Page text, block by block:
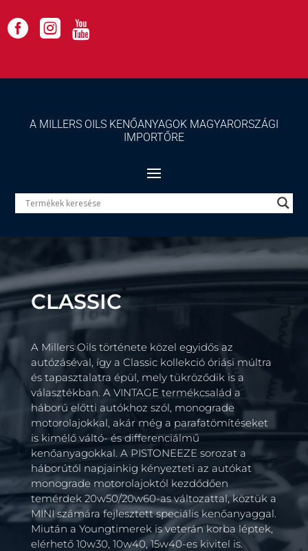
  
A MILLERS OILS KENŐANYAGOK MAGYARORSZÁGI
IMPORTŐRE
CLASSIC
A Millers Oils története közel egyidős az
autózáséval, így a Classic kollekció óriási múltra
és tapasztalatra épül, mely tükröződik is a
választékban. A VINTAGE termékcsalád a
háború előtti autókhoz szól, monograde
motorolajokkal, akár még a parafatömítéseket
is kimélő váltó- és differenciálmű
kenőanyagokkal. A PISTONEEZE sorozat a
háborútól napjainkig kényezteti az autókat
monograde motorolajoktól kezdődően
temérdek 20w50/20w60-as változattal, köztük a
MINI számára fejlesztett speciális kenőanyaggal.
Miután a Youngtimerek is veterán korba léptek,
elérhető 10w30, 10w40, 15w40-es kivitel is.